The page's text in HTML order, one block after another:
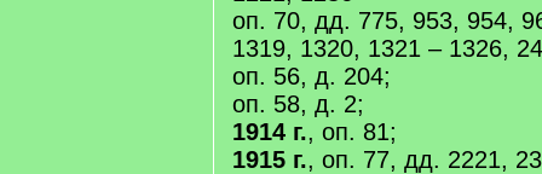
оп. 70, дд. 775, 953, 954,
1319, 1320, 1321 – 1326,
оп. 56, д. 204;
оп. 58, д. 2;
1914 г., оп. 81;
1915 г., оп. 77, дд. 2221,